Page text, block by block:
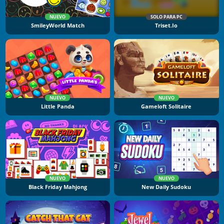
NUEVO
SmileyWorld Match
SOLO PARA PC
Triset.io
NUEVO
Little Panda
NUEVO
Gameloft Solitaire
NUEVO
Black Friday Mahjong
NUEVO
New Daily Sudoku